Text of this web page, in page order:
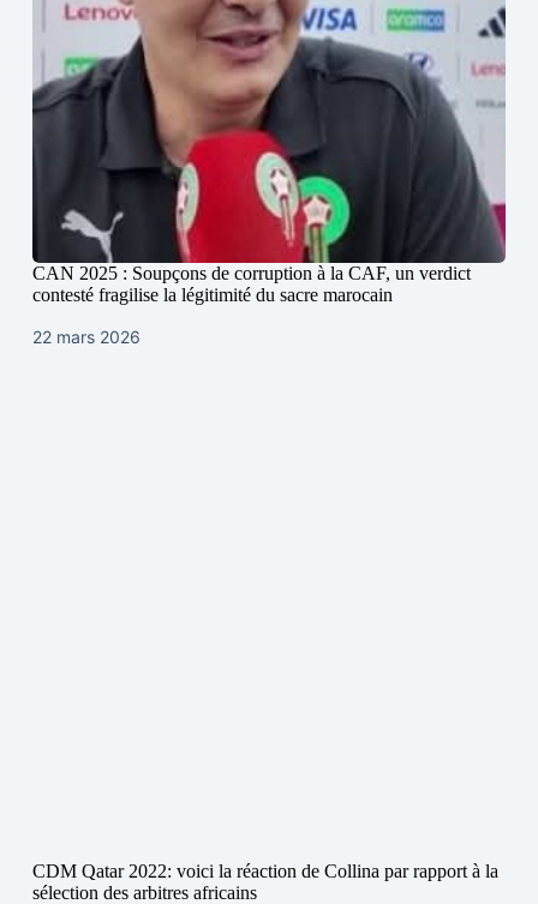
CAN 2025 : Soupçons de corruption à la CAF, un verdict
contesté fragilise la légitimité du sacre marocain
22 mars 2026
CDM Qatar 2022: voici la réaction de Collina par rapport à la
sélection des arbitres africains